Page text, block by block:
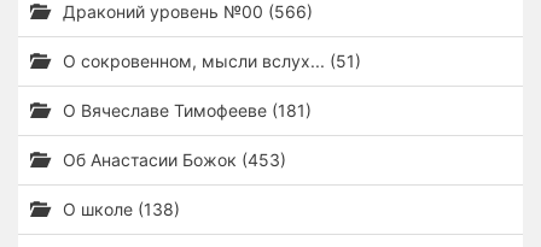
Драконий уровень №00 (566)
О сокровенном, мысли вслух... (51)
О Вячеславе Тимофееве (181)
Об Анастасии Божок (453)
О школе (138)